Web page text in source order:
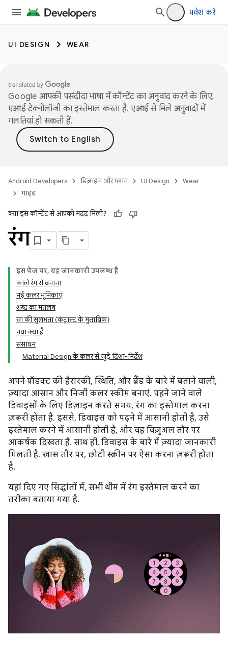
प्रवेश करें
UI DESIGN WEAR
Google आपकी पसंदीदा भाषा में कॉन्टेंट का अनुवाद करने के लिए,
एआई टेक्नोलॉजी का इस्तेमाल करता है. एआई से मिले अनुवादों में
गलतियां हो सकती हैं.
Android Developers डिज़ाइन और प्लान UI Design
Wear
गाइड
क्या इस कॉन्टेंट से आपको मदद मिली?
रंग
इस पेज पर, यह जानकारी उपलब्ध है
काले रंग से बनाना
नई कलर भूमिकाएं
शब्द का मतलब
रंग की सुलभता (कंट्रास्ट के मुताबिक)
नया क्या है
संसाधन
Material Design के कलर से जुड़े दिशा-निर्देश
अपने प्रॉडक्ट की हैरारकी, स्थिति, और ब्रैंड के बारे में बताने वाली,
ज़्यादा आसान और निजी कलर स्कीम बनाएं. पहने जाने वाले
डिवाइसों के लिए डिज़ाइन करते समय, रंग का इस्तेमाल करना
ज़रूरी होता है. इससे, डिवाइस को पढ़ने में आसानी होती है, उसे
इस्तेमाल करने में आसानी होती है, और वह विज़ुअल तौर पर
आकर्षक दिखता है. साथ ही, डिवाइस के बारे में ज़्यादा जानकारी
मिलती है. खास तौर पर, छोटी स्क्रीन पर ऐसा करना ज़रूरी होता
है.
यहां दिए गए सिद्धांतों में, सभी थीम में रंग इस्तेमाल करने का
तरीका बताया गया है.